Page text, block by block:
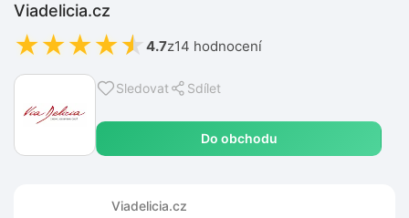
Sledovat Sdílet
Do obchodu
Viadelicia.cz
★★★★★ 4.7z14 hodnocení
Viadelicia.cz